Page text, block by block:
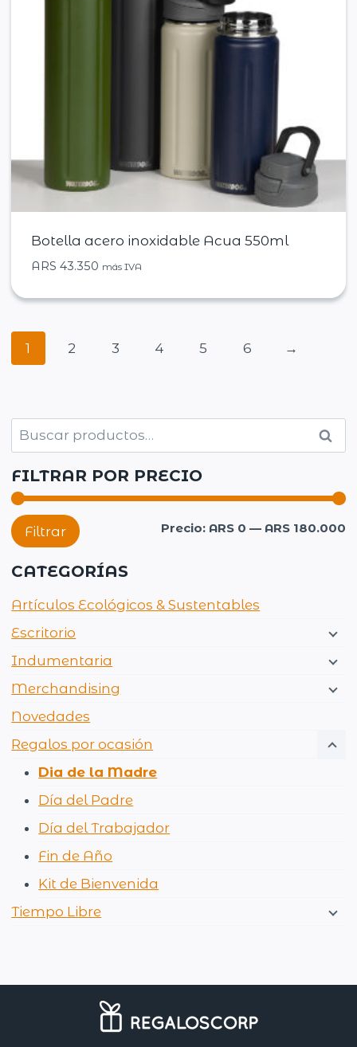
Botella acero inoxidable Acua 550ml
ARS 43.350 más IVA
1 2 3 4 5 6 →
Buscar
por:
FILTRAR POR PRECIO
Filtrar Precio: ARS 0 — ARS 180.000
CATEGORÍAS
Artículos Ecológicos & Sustentables
Escritorio
Indumentaria
Merchandising
Novedades
Regalos por ocasión
Dia de la Madre
Día del Padre
Día del Trabajador
Fin de Año
Kit de Bienvenida
Tiempo Libre